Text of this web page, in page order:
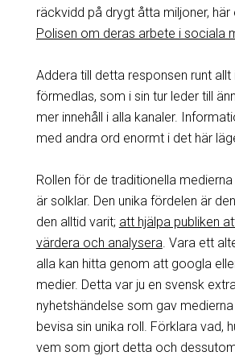
räckvidd på drygt åtta miljoner, här
Polisen om deras arbete i sociala
Addera till detta responsen runt allt
förmedlas, som i sin tur leder till
mer innehåll i alla kanaler.
med andra ord enormt i det här
Rollen för de traditionella
är solklar. Den unika fördelen är
den alltid varit; att hjälpa publiken
värdera och analysera . Vara ett
alla kan hitta genom att googla
medier. Detta var ju en svensk
nyhetshändelse som gav
bevisa sin unika roll. Förklara vad,
vem som gjort detta och